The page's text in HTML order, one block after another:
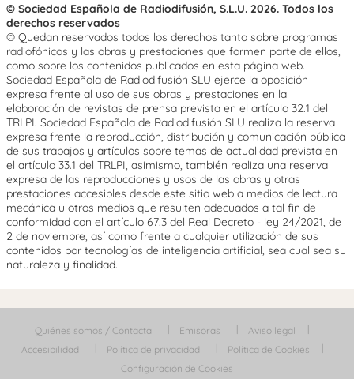
© Sociedad Española de Radiodifusión, S.L.U. 2026. Todos los
derechos reservados
© Quedan reservados todos los derechos tanto sobre programas
radiofónicos y las obras y prestaciones que formen parte de ellos,
como sobre los contenidos publicados en esta página web.
Sociedad Española de Radiodifusión SLU ejerce la oposición
expresa frente al uso de sus obras y prestaciones en la
elaboración de revistas de prensa prevista en el artículo 32.1 del
TRLPI. Sociedad Española de Radiodifusión SLU realiza la reserva
expresa frente la reproducción, distribución y comunicación pública
de sus trabajos y artículos sobre temas de actualidad prevista en
el artículo 33.1 del TRLPI, asimismo, también realiza una reserva
expresa de las reproducciones y usos de las obras y otras
prestaciones accesibles desde este sitio web a medios de lectura
mecánica u otros medios que resulten adecuados a tal fin de
conformidad con el artículo 67.3 del Real Decreto - ley 24/2021, de
2 de noviembre, así como frente a cualquier utilización de sus
contenidos por tecnologías de inteligencia artificial, sea cual sea su
naturaleza y finalidad.
Quiénes somos / Contacta Emisoras
Aviso legal
Accesibilidad
Política de privacidad
Política de Cookies
Configuración de Cookies